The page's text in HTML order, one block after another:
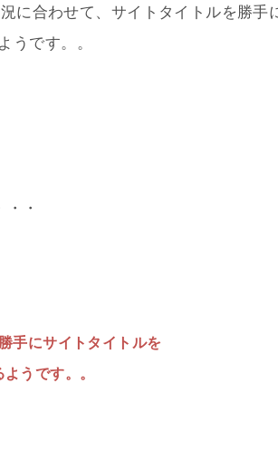
に合わせて、サイトタイトルを勝手
うです。。
・
手にサイトタイトルを
うです。。